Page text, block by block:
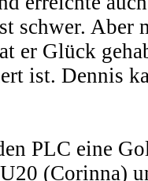
schwer. Aber
er Glück
ist. Dennis
PLC eine
(Corinna)